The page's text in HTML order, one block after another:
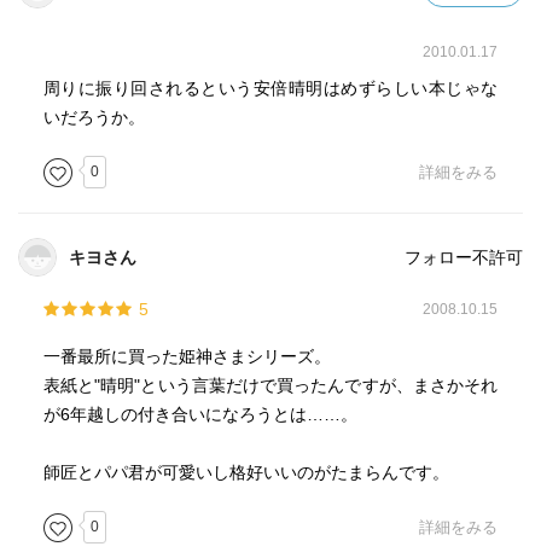
2010.01.17
周りに振り回されるという安倍晴明はめずらしい本じゃな
いだろうか。
0 詳細をみる
キヨさん フォロー不許可
5 2008.10.15
一番最所に買った姫神さまシリーズ。
表紙と"晴明"という言葉だけで買ったんですが、まさかそれ
が6年越しの付き合いになろうとは……。
師匠とパパ君が可愛いし格好いいのがたまらんです。
0 詳細をみる